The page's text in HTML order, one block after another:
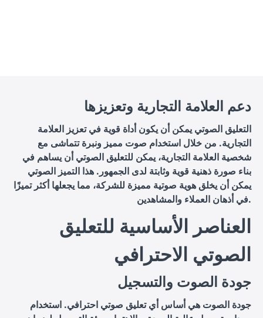
دعم العلامة التجارية وتعزيزها
التعليق الصوتي يمكن أن يكون أداة قوية في تعزيز العلامة
التجارية. من خلال استخدام صوت مميز ونبرة تتماشى مع
شخصية العلامة التجارية، يمكن للتعليق الصوتي أن يساهم في
بناء صورة ذهنية قوية وثابتة لدى الجمهور. هذا التميز الصوتي
يمكن أن يخلق هوية صوتية مميزة للشركة، مما يجعلها أكثر تميزًا
في أذهان العملاء والمشاهدين.
العناصر الأساسية للتعليق
الصوتي الاحترافي
جودة الصوت والتسجيل
جودة الصوت هي أساس أي تعليق صوتي احترافي. استخدام